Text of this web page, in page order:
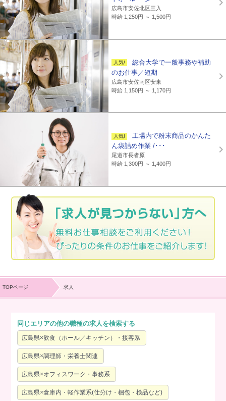
広島市安佐北区三入
時給 1,250円 ～ 1,500円
総合大学で一般事務や補助
のお仕事／短期
広島市安佐南区安東
時給 1,150円 ～ 1,170円
工場内で粉末商品のかんた
ん袋詰め作業 /･･･
尾道市長者原
時給 1,300円 ～ 1,400円
TOPページ 求人
同じエリアの他の職種の求人を検索する
広島県×飲食（ホール／キッチン）・接客系
広島県×調理師・栄養士関連
広島県×オフィスワーク・事務系
広島県×倉庫内・軽作業系(仕分け・梱包・検品など)